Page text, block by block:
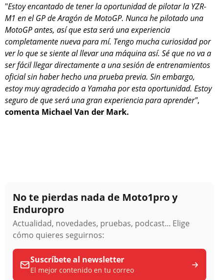
"Estoy encantado de tener la oportunidad de pilotar la YZR-
M1 en el GP de Aragón de MotoGP. Nunca he pilotado una
MotoGP antes, así que esta será una experiencia
completamente nueva para mí. Tengo mucha curiosidad por
ver lo que se siente al llevar una máquina así. Sé que no va a
ser fácil llegar directamente a una sesión de entrenamientos
oficial sin haber hecho una prueba previa. Sin embargo,
estoy muy agradecido a Yamaha por esta oportunidad. Estoy
seguro de que será una gran experiencia para aprender",
comenta Michael Van der Mark.
No te pierdas nada de Moto1pro y
Enduropro
Actualidad, novedades, pruebas, podcast... Elige
cómo quieres seguirnos:
Suscríbete al newsletter
El mejor contenido en tu correo